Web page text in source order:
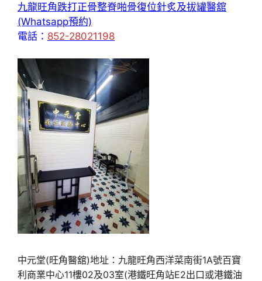
九龍旺角跌打正骨整脊啪骨復位針炙及拔罐醫舘
(Whatsapp預約)
電話： 852-28021198
中元堂(旺角醫舘)地址：九龍旺角西洋菜南街1A號百寶
利商業中心11樓02及03室(港鐵旺角站E2出口或港鐵油